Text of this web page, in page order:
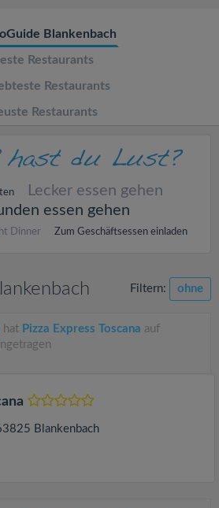
Blankenbach
Restaurants
Restaurants
Restaurants
Lecker essen gehen
essen gehen
Dinner Zum Geschäftsessen einladen
Filtern: ohne
hat Pizza Express Toscana auf
Blankenbach